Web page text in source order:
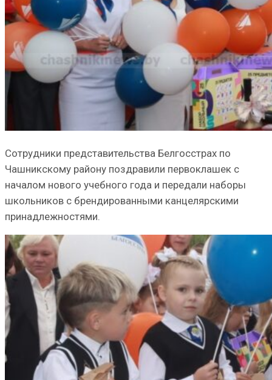
Сотрудники представительства Белгосстрах по
Чашникскому району поздравили первоклашек с
началом нового учебного года и передали наборы
школьников с брендированными канцелярскими
принадлежностями.